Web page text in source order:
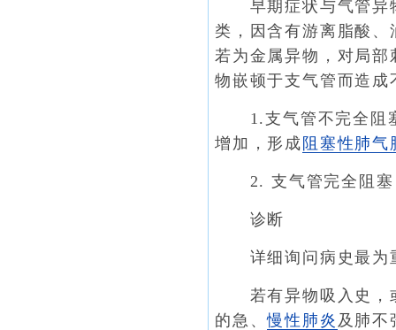
早期症状与气管异物
类，因含有游离脂酸
若为金属异物，对局
物嵌顿于支气管而造
1.支气管不完全阻塞
增加，形成 阻塞性肺气
2. 支气管完全阻塞，
诊断
详细询问病史最为重
若有异物吸入史，或
的急、慢性肺炎 及肺不